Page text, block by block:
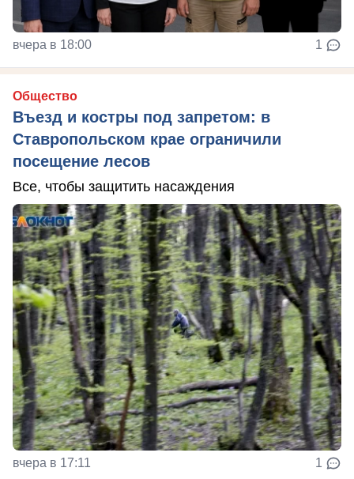
вчера в 18:00 1
Общество
Въезд и костры под запретом: в
Ставропольском крае ограничили
посещение лесов
Все, чтобы защитить насаждения
вчера в 17:11 1